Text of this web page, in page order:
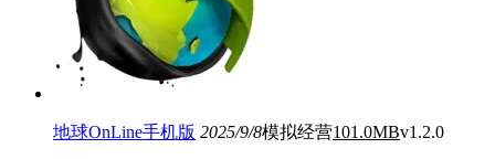
地球OnLine手机版 2025/9/8模拟经营101.0MBv1.2.0